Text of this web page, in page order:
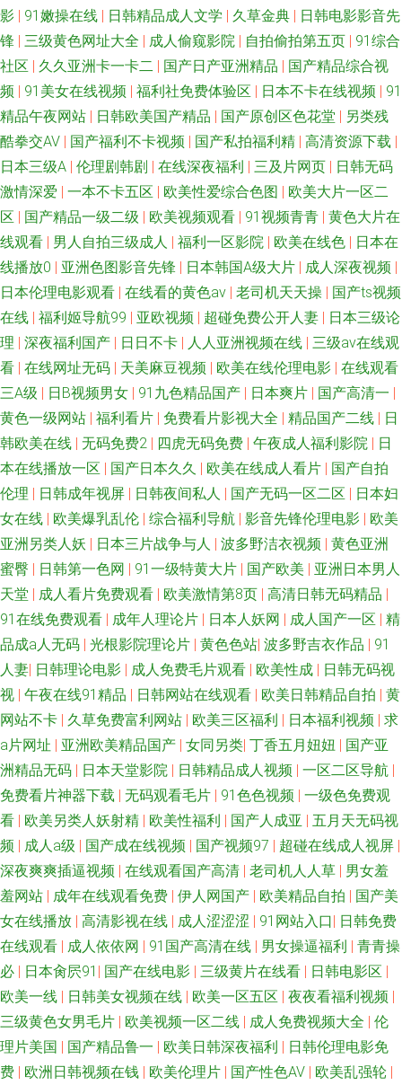
影 | 91嫩操在线 | 日韩精品成人文学 | 久草金典 | 日韩电影影音先
锋 | 三级黄色网址大全 | 成人偷窥影院 | 自拍偷拍第五页 | 91综合
社区 | 久久亚洲卡一卡二 | 国产日产亚洲精品 | 国产精品综合视
频 | 91美女在线视频 | 福利社免费体验区 | 日本不卡在线视频 | 91
精品午夜网站 | 日韩欧美国产精品 | 国产原创区色花堂 | 另类残
酷拳交AV | 国产福利不卡视频 | 国产私拍福利精 | 高清资源下载 |
日本三级A | 伦理剧韩剧 | 在线深夜福利 | 三及片网页 | 日韩无码
激情深爱 | 一本不卡五区 | 欧美性爱综合色图 | 欧美大片一区二
区 | 国产精品一级二级 | 欧美视频观看 | 91视频青青 | 黄色大片在
线观看 | 男人自拍三级成人 | 福利一区影院 | 欧美在线色 | 日本在
线播放0 | 亚洲色图影音先锋 | 日本韩国A级大片 | 成人深夜视频 |
日本伦理电影观看 | 在线看的黄色av | 老司机天天操 | 国产ts视频
在线 | 福利姬导航99 | 亚欧视频 | 超碰免费公开人妻 | 日本三级论
理 | 深夜福利国产 | 日日不卡 | 人人亚洲视频在线 | 三级av在线观
看 | 在线网址无码 | 天美麻豆视频 | 欧美在线伦理电影 | 在线观看
三A级 | 日B视频男女 | 91九色精品国产 | 日本爽片 | 国产高清一 |
黄色一级网站 | 福利看片 | 免费看片影视大全 | 精品国产二线 | 日
韩欧美在线 | 无码免费2 | 四虎无码免费 | 午夜成人福利影院 | 日
本在线播放一区 | 国产日本久久 | 欧美在线成人看片 | 国产自拍
伦理 | 日韩成年视屏 | 日韩夜间私人 | 国产无码一区二区 | 日本妇
女在线 | 欧美爆乳乱伦 | 综合福利导航 | 影音先锋伦理电影 | 欧美
亚洲另类人妖 | 日本三片战争与人 | 波多野洁衣视频 | 黄色亚洲
蜜臀 | 日韩第一色网 | 91一级特黄大片 | 国产欧美 | 亚洲日本男人
天堂 | 成人看片免费观看 | 欧美激情第8页 | 高清日韩无码精品 |
91在线免费观看 | 成年人理论片 | 日本人妖网 | 成人国产一区 | 精
品成a人无码 | 光根影院理论片 | 黄色色站| 波多野吉衣作品 | 91
人妻| 日韩理论电影 | 成人免费毛片观看 | 欧美性成 | 日韩无码视
视 | 午夜在线91精品 | 日韩网站在线观看 | 欧美日韩精品自拍 | 黄
网站不卡 | 久草免费富利网站 | 欧美三区福利 | 日本福利视频 | 求
a片网址 | 亚洲欧美精品国产 | 女同另类| 丁香五月妞妞 | 国产亚
洲精品无码 | 日本天堂影院 | 日韩精品成人视频 | 一区二区导航 |
免费看片神器下载 | 无码观看毛片 | 91色色视频 | 一级色免费观
看 | 欧美另类人妖射精 | 欧美性福利 | 国产人成亚 | 五月天无码视
频 | 成人a级 | 国产成在线视频 | 国产视频97 | 超碰在线成人视屏 |
深夜爽爽插逼视频 | 在线观看国产高清 | 老司机人人草 | 男女羞
羞网站 | 成年在线观看免费 | 伊人网国产 | 欧美精品自拍 | 国产美
女在线播放 | 高清影视在线 | 成人涩涩涩 | 91网站入口| 日韩免费
在线观看 | 成人依依网 | 91国产高清在线 | 男女操逼福利 | 青青操
必 | 日本肏屄91 | 国产在线电影 | 三级黄片在线看 | 日韩电影区 |
欧美一线 | 日韩美女视频在线 | 欧美一区五区 | 夜夜看福利视频 |
三级黄色女男毛片 | 欧美视频一区二线 | 成人免费视频大全 | 伦
理片美国 | 国产精品鲁一 | 欧美日韩深夜福利 | 日韩伦理电影免
费 | 欧洲日韩视频在钱 | 欧美伦理片 | 国产性色AV | 欧美乱强轮 |